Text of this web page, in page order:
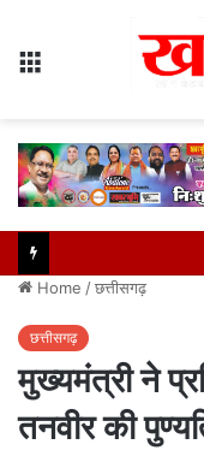
Home /छत्तीसगढ़
छत्तीसगढ़
मुख्यमंत्री ने
तनवीर की